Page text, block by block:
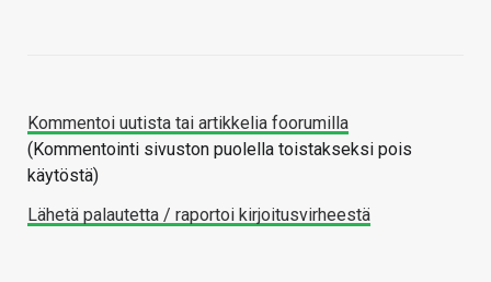
Kommentoi uutista tai artikkelia foorumilla
(Kommentointi sivuston puolella toistakseksi pois
käytöstä)
Lähetä palautetta / raportoi kirjoitusvirheestä